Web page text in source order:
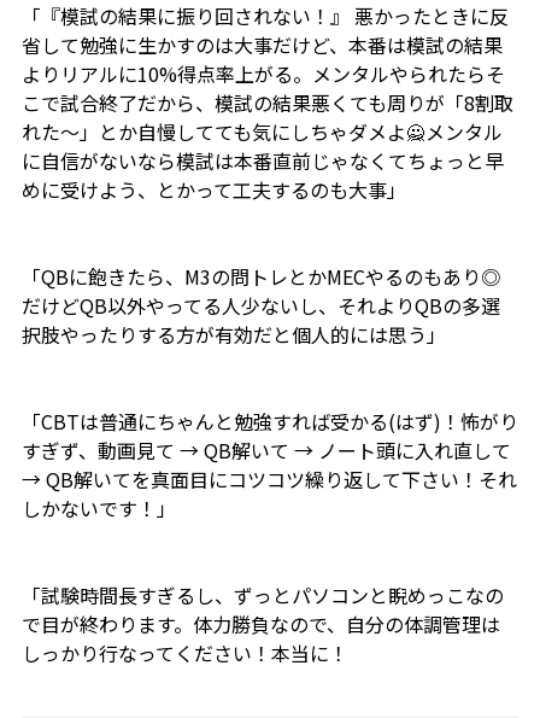
「『模試の結果に振り回されない！』 悪かったときに反
省して勉強に生かすのは大事だけど、本番は模試の結果
よりリアルに10%得点率上がる。メンタルやられたらそ
こで試合終了だから、模試の結果悪くても周りが「8割取
れた～」とか自慢してても気にしちゃダメよ🙅メンタル
に自信がないなら模試は本番直前じゃなくてちょっと早
めに受けよう、とかって工夫するのも大事」
「QBに飽きたら、M3の問トレとかMECやるのもあり◎
だけどQB以外やってる人少ないし、それよりQBの多選
択肢やったりする方が有効だと個人的には思う」
「CBTは普通にちゃんと勉強すれば受かる(はず)！怖がり
すぎず、動画見て → QB解いて → ノート頭に入れ直して
→ QB解いてを真面目にコツコツ繰り返して下さい！それ
しかないです！」
「試験時間長すぎるし、ずっとパソコンと睨めっこなの
で目が終わります。体力勝負なので、自分の体調管理は
しっかり行なってください！本当に！